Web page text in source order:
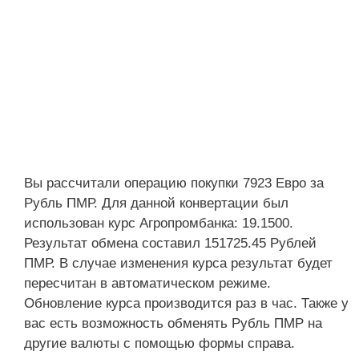
Вы рассчитали операцию покупки 7923 Евро за
Рубль ПМР. Для данной конвертации был
использован курс Агропромбанка: 19.1500.
Результат обмена составил 151725.45 Рублей
ПМР. В случае изменения курса результат будет
пересчитан в автоматическом режиме.
Обновление курса производится раз в час. Также у
вас есть возможность обменять Рубль ПМР на
другие валюты с помощью формы справа.